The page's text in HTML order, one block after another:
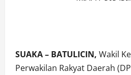
SUAKA – BATULICIN, Wakil
Perwakilan Rakyat Daerah